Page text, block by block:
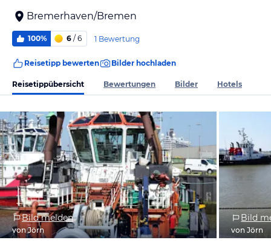
Bremerhaven/Bremen
100% 6 / 6 1 Bewertung
Reisetipp bewerten Bilder hochladen
Reisetippübersicht Bewertungen Bilder Hotels
Bild melden
von Jörn
Bild
von Jörn